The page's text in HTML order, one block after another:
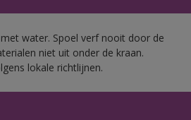
water. Spoel verf nooit door de
niet uit onder de kraan.
lokale richtlijnen.